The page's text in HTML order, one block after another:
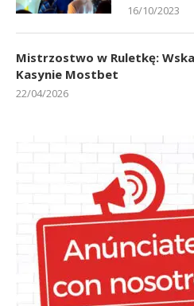
16/10/2023
Mistrzostwo w Ruletkę:
Kasynie Mostbet
22/04/2026